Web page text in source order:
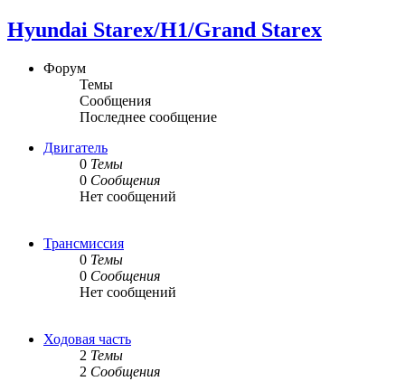
Hyundai Starex/H1/Grand Starex
Форум
Темы
Сообщения
Последнее сообщение
Двигатель
0 Темы
0 Сообщения
Нет сообщений
Трансмиссия
0 Темы
0 Сообщения
Нет сообщений
Ходовая часть
2 Темы
2 Сообщения